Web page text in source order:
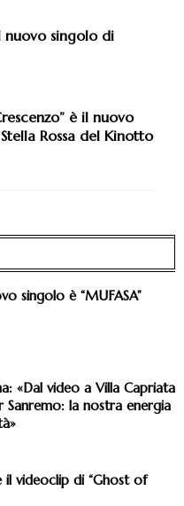
nuovo singolo di
è il nuovo
Rossa del Kinotto
singolo è “MUFASA”
«Dal video a Villa Capriata
Sanremo: la nostra energia
il videoclip di “Ghost of